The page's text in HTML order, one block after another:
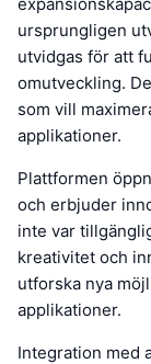
ursprungligen
utvidgas för att
omutveckling.
som vill
applikationer.
Plattformen
och erbjuder
inte var
kreativitet och
utforska nya
applikationer.
Integration med